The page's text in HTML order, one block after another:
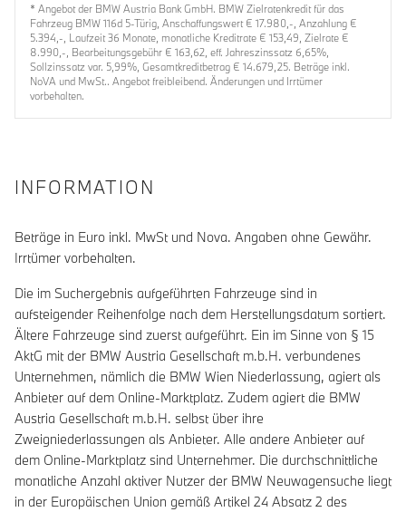
* Angebot der BMW Austria Bank GmbH. BMW Zielratenkredit für das
Fahrzeug BMW 116d 5-Türig, Anschaffungswert € 17.980,-, Anzahlung €
5.394,-, Laufzeit 36 Monate, monatliche Kreditrate € 153,49, Zielrate €
8.990,-, Bearbeitungsgebühr € 163,62, eff. Jahreszinssatz 6,65%,
Sollzinssatz var. 5,99%, Gesamtkreditbetrag € 14.679,25. Beträge inkl.
NoVA und MwSt.. Angebot freibleibend. Änderungen und Irrtümer
vorbehalten.
INFORMATION
Beträge in Euro inkl. MwSt und Nova. Angaben ohne Gewähr.
Irrtümer vorbehalten.
Die im Suchergebnis aufgeführten Fahrzeuge sind in
aufsteigender Reihenfolge nach dem Herstellungsdatum sortiert.
Ältere Fahrzeuge sind zuerst aufgeführt. Ein im Sinne von § 15
AktG mit der BMW Austria Gesellschaft m.b.H. verbundenes
Unternehmen, nämlich die BMW Wien Niederlassung, agiert als
Anbieter auf dem Online-Marktplatz. Zudem agiert die BMW
Austria Gesellschaft m.b.H. selbst über ihre
Zweigniederlassungen als Anbieter. Alle andere Anbieter auf
dem Online-Marktplatz sind Unternehmer. Die durchschnittliche
monatliche Anzahl aktiver Nutzer der BMW Neuwagensuche liegt
in der Europäischen Union gemäß Artikel 24 Absatz 2 des